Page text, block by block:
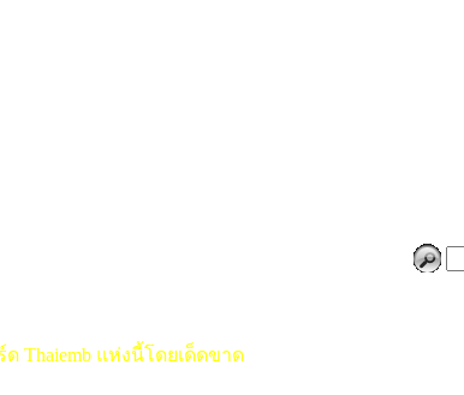
ด Thaiemb แห่งนี้โดยเด็ดขาด